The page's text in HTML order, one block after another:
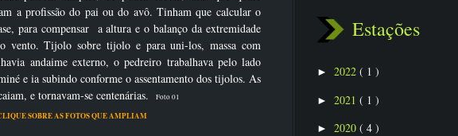
a profissão do pai ou do avô. Tinham que calcular o
para compensar a altura e o balanço da extremidade
vento. Tijolo sobre tijolo e para uni-los, massa com
andaime externo, o pedreiro trabalhava pelo lado
e ia subindo conforme o assentamento dos tijolos. As
e tornavam-se centenárias.
Foto 01
AS FOTOS QUE AMPLIAM
Estações
► 2022 ( 1 )
► 2021 ( 1 )
► 2020 ( 4 )